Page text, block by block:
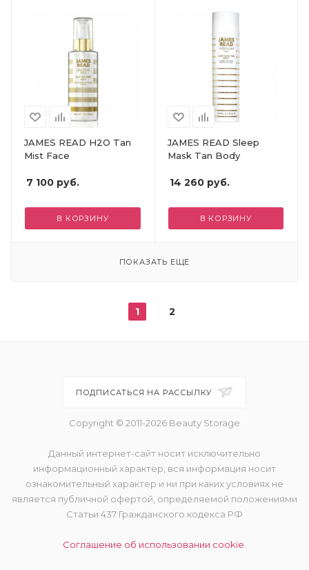
JAMES READ H2O Tan
Mist Face
7 100 руб.
В КОРЗИНУ
JAMES READ Sleep
Mask Tan Body
14 260руб.
В КОРЗИНУ
ПОКАЗАТЬ ЕЩЕ
1 2
ПОДПИСАТЬСЯ НА РАССЫЛКУ
Copyright © 2011-2026 Beauty Storage
Данный интернет-сайт носит исключительно
информационный характер, вся информация носит
ознакомительный характер и ни при каких условиях не
является публичной офертой, определяемой положениями
Статьи 437 Гражданского кодекса РФ
Соглашение об использовании cookie.